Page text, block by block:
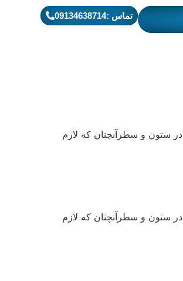
تماس :09134638714
ستون و سطرآنچنان که لازم
ستون و سطرآنچنان که لازم